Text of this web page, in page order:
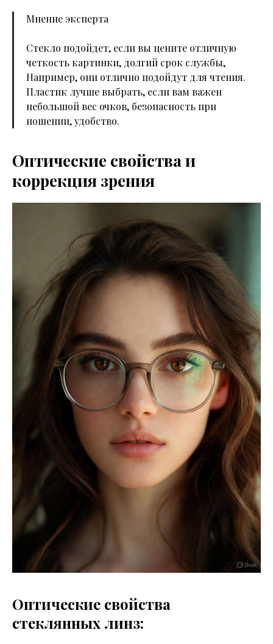
Мнение эксперта
Стекло подойдет, если вы цените отличную
четкость картинки, долгий срок службы,
Например, они отлично подойдут для чтения.
Пластик лучше выбрать, если вам важен
небольшой вес очков, безопасность при
ношении, удобство.
Оптические свойства и
коррекция зрения
Оптические свойства
стеклянных линз: